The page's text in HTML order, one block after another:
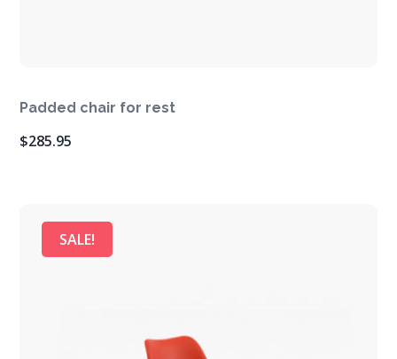
Padded chair for rest
$285.95
SALE!